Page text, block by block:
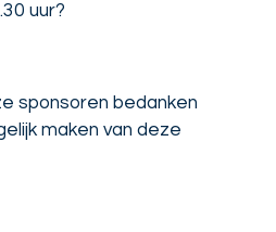
uur?
sponsoren bedanken
maken van deze